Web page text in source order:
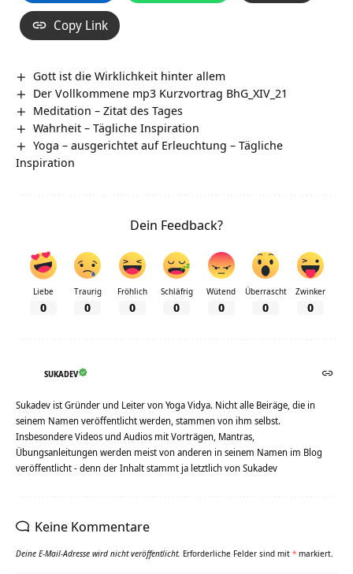
Copy Link
Gott ist die Wirklichkeit hinter allem
Der Vollkommene mp3 Kurzvortrag BhG_XIV_21
Meditation – Zitat des Tages
Wahrheit – Tägliche Inspiration
Yoga – ausgerichtet auf Erleuchtung – Tägliche
Inspiration
Dein Feedback?
Liebe
0
Traurig
0
Fröhlich
0
Schläfrig
0
Wütend
0
Überrascht
0
Zwinker
0
SUKADEV
Sukadev ist Gründer und Leiter von Yoga Vidya. Nicht alle Beiräge, die in
seinem Namen veröffentlicht werden, stammen von ihm selbst.
Insbesondere Videos und Audios mit Vorträgen, Mantras,
Übungsanleitungen werden meist von anderen in seinem Namen im Blog
veröffentlicht - denn der Inhalt stammt ja letztlich von Sukadev
Keine Kommentare
Deine E-Mail-Adresse wird nicht veröffentlicht. Erforderliche Felder sind mit * markiert.